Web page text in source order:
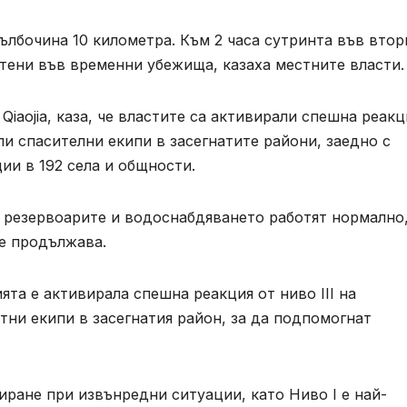
10 километра. Към 2 часа сутринта във
във временни убежища, казаха местните власти.
каза, че властите са активирали спешна
спасителни екипи в засегнатите райони, заедно с
в 192 села и общности.
и водоснабдяването работят
продължава.
е активирала спешна реакция от ниво III на
екипи в засегнатия район, за да подпомогнат
при извънредни ситуации, като Ниво I е най-